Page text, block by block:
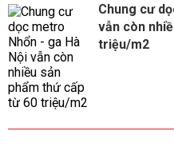
Chung cư
vẫn còn
triệu/m2